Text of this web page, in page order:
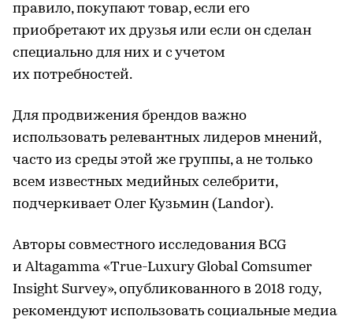
правило, покупают товар, если его
приобретают их друзья или если он сделан
специально для них и с учетом
их потребностей.
Для продвижения брендов важно
использовать релевантных лидеров мнений,
часто из среды этой же группы, а не только
всем известных медийных селебрити,
подчеркивает Олег Кузьмин (Landor).
Авторы совместного исследования BCG
и Altagamma «True-Luxury Global Comsumer
Insight Survey», опубликованного в 2018 году,
рекомендуют использовать социальные медиа